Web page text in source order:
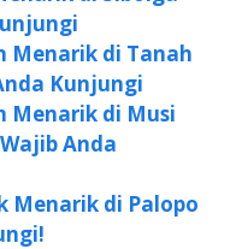
Menarik di Tanah
Kunjungi
Menarik di Musi
Anda
Menarik di Palopo